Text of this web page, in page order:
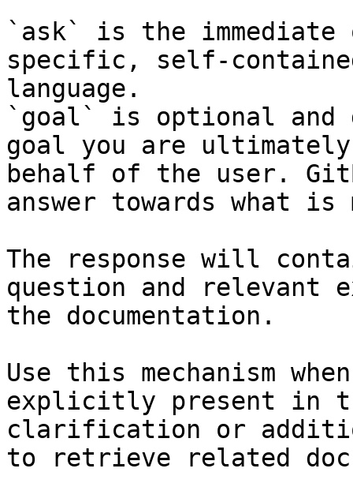
`ask` is the
specific, self-
language.
`goal` is optional and
goal you are
behalf of the user.
answer towards what
The response will
question and relevant
the documentation.
Use this mechanism
explicitly present in
clarification or